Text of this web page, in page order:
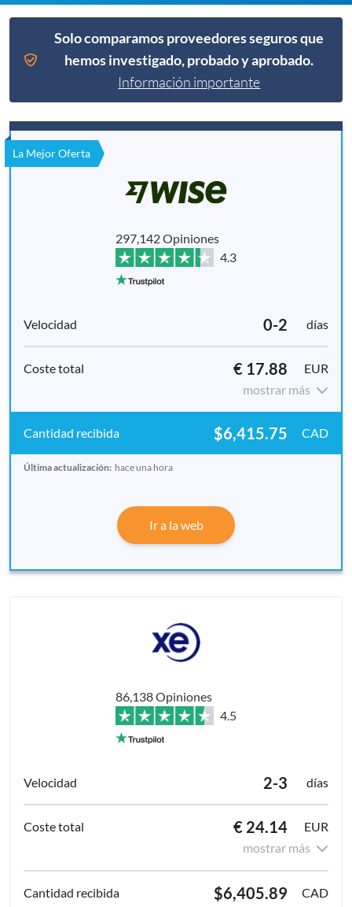
Solo comparamos proveedores seguros que
hemos investigado, probado y aprobado.
Información importante
La Mejor Oferta
297,142 Opiniones
4.3
0-2 días
€ 17.88
EUR
mostrar más
$6,415.75 CAD
Última actualización: hace una hora
Ir a la web
86,138 Opiniones
4.5
2-3 días
€ 24.14
EUR
mostrar más
$6,405.89 CAD